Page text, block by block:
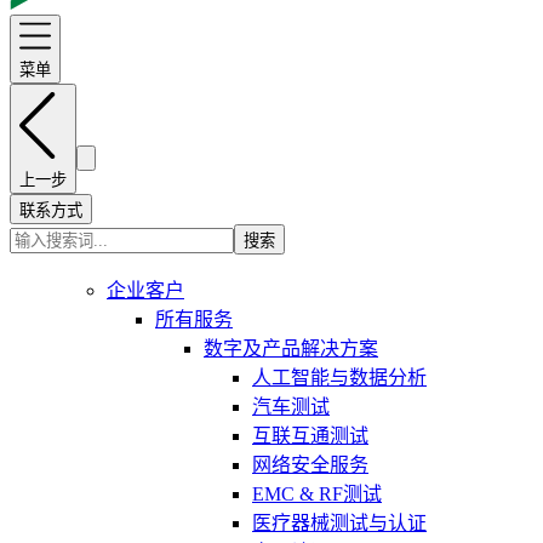
菜单
上一步
联系方式
搜索
企业客户
所有服务
数字及产品解决方案
人工智能与数据分析
汽车测试
互联互通测试
网络安全服务
EMC & RF测试
医疗器械测试与认证